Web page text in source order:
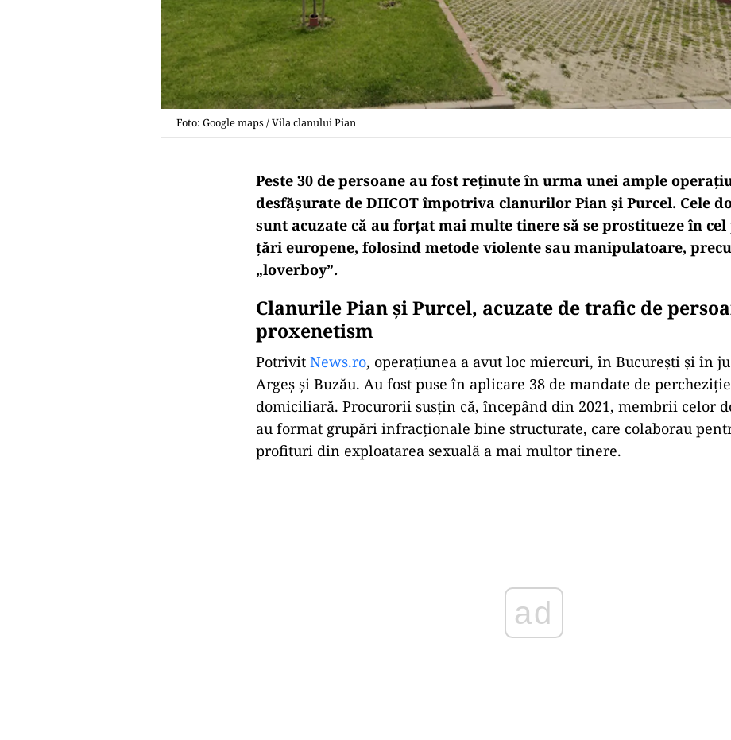
Foto: Google maps / Vila clanului Pian
Peste 30 de persoane au fost reținute în urma unei ample
desfășurate de DIICOT împotriva clanurilor Pian și Purcel. Cele
sunt acuzate că au forțat mai multe tinere să se prostitueze în cel
țări europene, folosind metode violente sau manipulatoare,
„loverboy”.
Clanurile Pian și Purcel, acuzate de trafic de
proxenetism
Potrivit News.ro, operațiunea a avut loc miercuri, în București și în
Argeș și Buzău. Au fost puse în aplicare 38 de mandate de percheziție
domiciliară. Procurorii susțin că, începând din 2021, membrii celor
au format grupări infracționale bine structurate, care colaborau
profituri din exploatarea sexuală a mai multor tinere.